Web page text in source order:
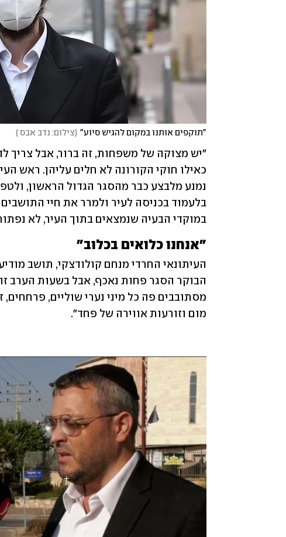
"תוקפים אותנו במקום להגיש סיוע" (צילום: נדב אבס )
במוקדי הבעיה שנמצאים בתוך העיר, לא
"אנחנו כלואים בכלוב"
מום וזורעות אווירה של פחד".